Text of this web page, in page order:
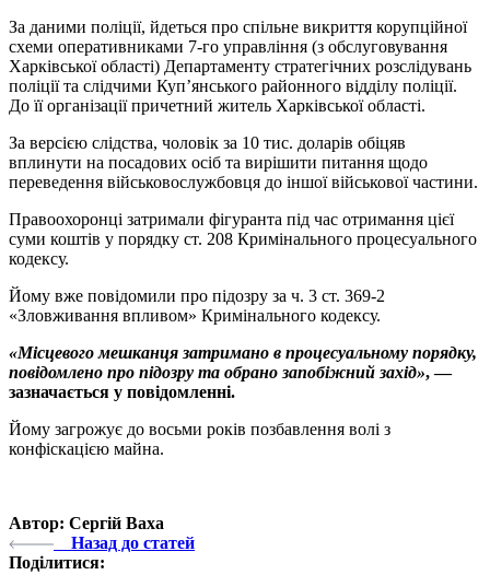
За даними поліції, йдеться про спільне викриття корупційної
схеми оперативниками 7-го управління (з обслуговування
Харківської області) Департаменту стратегічних розслідувань
поліції та слідчими Куп’янського районного відділу поліції.
До її організації причетний житель Харківської області.
За версією слідства, чоловік за 10 тис. доларів обіцяв
вплинути на посадових осіб та вирішити питання щодо
переведення військовослужбовця до іншої військової частини.
Правоохоронці затримали фігуранта під час отримання цієї
суми коштів у порядку ст. 208 Кримінального процесуального
кодексу.
Йому вже повідомили про підозру за ч. 3 ст. 369-2
«Зловживання впливом» Кримінального кодексу.
«Місцевого мешканця затримано в процесуальному порядку,
повідомлено про підозру та обрано запобіжний захід», —
зазначається у повідомленні.
Йому загрожує до восьми років позбавлення волі з
конфіскацією майна.
Автор: Сергій Ваха
Назад до статей
Поділитися: